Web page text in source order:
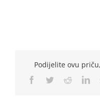
Podijelite ovu
Facebook
TwitterReddit